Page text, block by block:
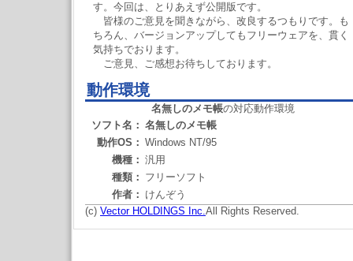
す。今回は、とりあえず公開版です。
皆様のご意見を聞きながら、改良するつもりです。も
ちろん、バージョンアップしてもフリーウェアを、貫く
気持ちでおります。
ご意見、ご感想お待ちしております。
動作環境
名無しのメモ帳の対応動作環境
ソフト名： 名無しのメモ帳
動作OS： Windows NT/95
機種： 汎用
種類： フリーソフト
作者： けんぞう
(c) Vector HOLDINGS Inc.All Rights Reserved.